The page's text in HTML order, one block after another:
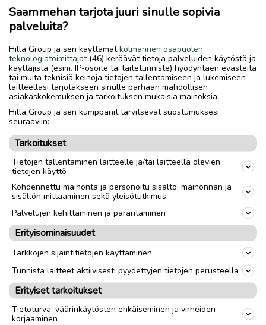
HYVINVOINTI
Ilmoita asiavirheestä
Lue myös
Saammehan tarjota juuri sinulle sopivia
palveluita?
Hilla Group ja sen käyttämätkolmannen osapuolen
teknologiatoimittajat(46) keräävät tietoja palveluiden käytöstä ja
käyttäjistä (esim. IP-osoite tai laitetunniste) hyödyntäen evästeitä
tai muita teknisiä keinoja tietojen tallentamiseen ja lukemiseen
laitteellasi tarjotakseen sinulle parhaan mahdollisen
asiakaskokemuksen ja tarkoituksen mukaisia mainoksia.
Hilla Group ja sen kumppanit tarvitsevat suostumuksesi
seuraaviin:
Tarkoitukset
Tietojen tallentaminen laitteelle ja/tai laitteella olevien
tietojen käyttö
Kohdennettu mainonta ja personoitu sisältö, mainonnan ja
sisällön mittaaminen sekä yleisötutkimus
Palvelujen kehittäminen ja parantaminen
Erityisominaisuudet
Tarkkojen sijaintitietojen käyttäminen
Tunnista laitteet aktiivisesti pyydettyjen tietojen perusteella
Erityiset tarkoitukset
Tietoturva, väärinkäytösten ehkäiseminen ja virheiden
korjaaminen